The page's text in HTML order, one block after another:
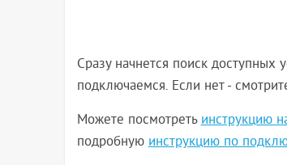
Сразу начнется поиск доступных
подключаемся. Если нет -
Можете посмотретьинструкцию
подробнуюинструкцию по